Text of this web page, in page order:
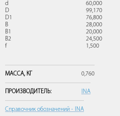
d
60,000
D
99,170
D1
76,800
B
28,000
B1
20,000
B2
24,500
f
1,500
МАССА, КГ 0,760
ПРОИЗВОДИТЕЛЬ: INA
Справочник обозначений - INA